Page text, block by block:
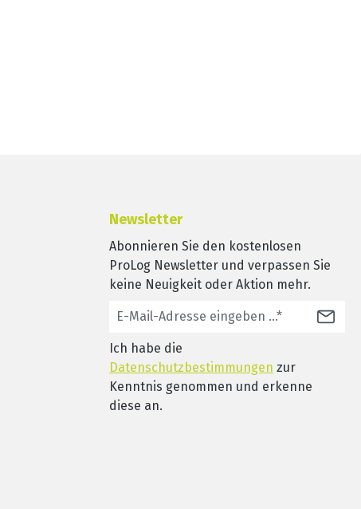
Newsletter
Abonnieren Sie den kostenlosen
ProLog Newsletter und verpassen Sie
keine Neuigkeit oder Aktion mehr.
Ich habe die
Datenschutzbestimmungen zur
Kenntnis genommen und erkenne
diese an.